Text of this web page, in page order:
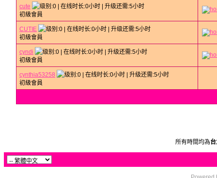
cute
初級會員
CUTIE
初級會員
cyndi
初級會員
cynthia53258
初級會員
所有時間均為